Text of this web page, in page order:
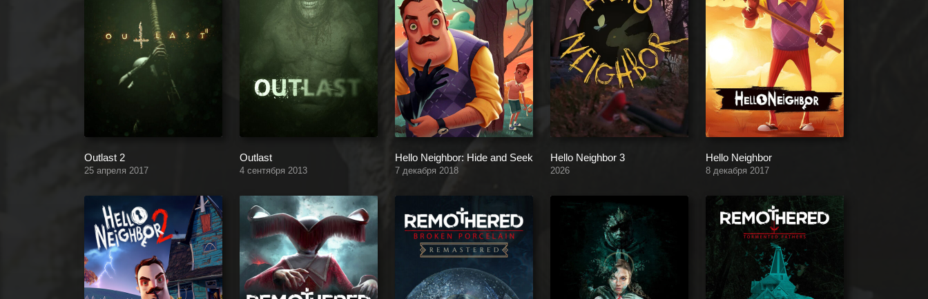
Outlast 2
25 апреля 2017
Outlast
4 сентября 2013
Hello Neighbor: Hide and Seek
7 декабря 2018
Hello Neighbor 3
2026
Hello Neighbor
8 декабря 2017